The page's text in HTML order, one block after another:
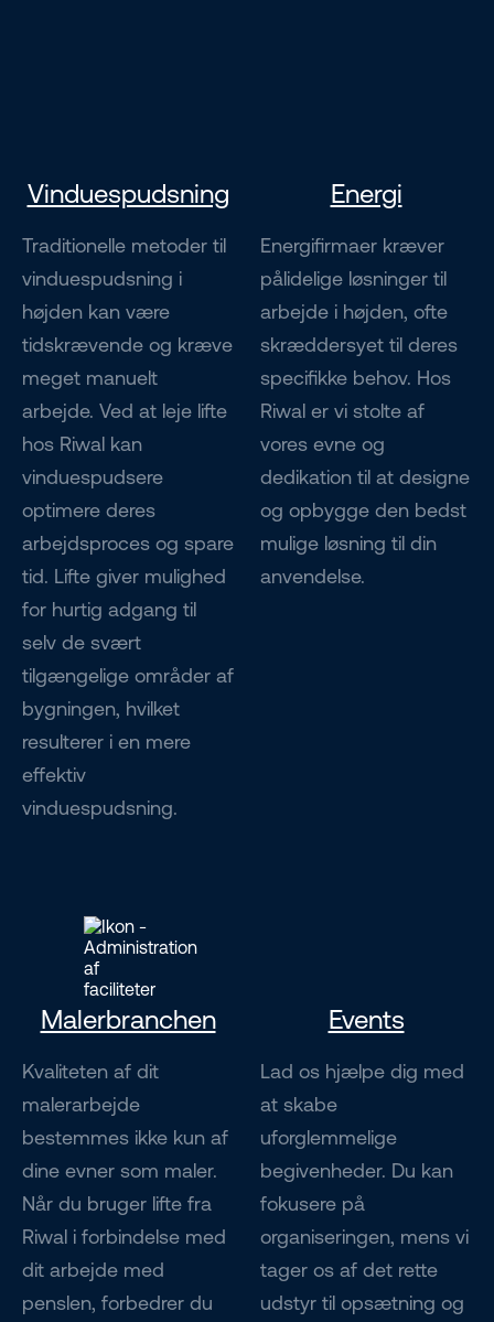
Vinduespudsning
Traditionelle metoder til
vinduespudsning i
højden kan være
tidskrævende og kræve
meget manuelt
arbejde. Ved at leje lifte
hos Riwal kan
vinduespudsere
optimere deres
arbejdsproces og spare
tid. Lifte giver mulighed
for hurtig adgang til
selv de svært
tilgængelige områder af
bygningen, hvilket
resulterer i en mere
effektiv
vinduespudsning.
Energi
Energifirmaer kræver
pålidelige løsninger til
arbejde i højden, ofte
skræddersyet til deres
specifikke behov. Hos
Riwal er vi stolte af
vores evne og
dedikation til at designe
og opbygge den bedst
mulige løsning til din
anvendelse.
Malerbranchen
Kvaliteten af dit
malerarbejde
bestemmes ikke kun af
dine evner som maler.
Når du bruger lifte fra
Riwal i forbindelse med
dit arbejde med
penslen, forbedrer du
Events
Lad os hjælpe dig med
at skabe
uforglemmelige
begivenheder. Du kan
fokusere på
organiseringen, mens vi
tager os af det rette
udstyr til opsætning og